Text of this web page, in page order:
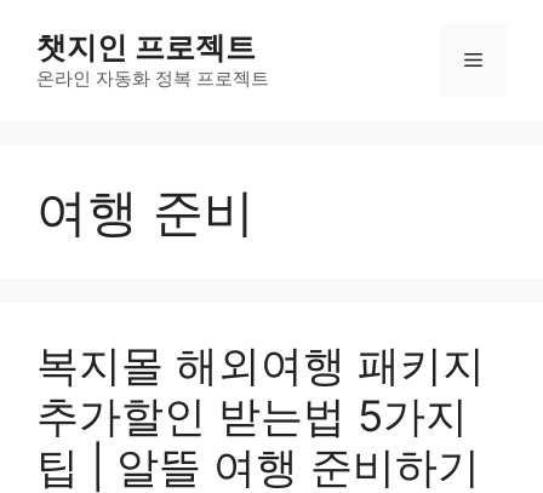
챗지인 프로젝트
온라인 자동화 정복 프로젝트
메
여행 준비
복지몰 해외여행 패키지
추가할인 받는법 5가지
팁 | 알뜰 여행 준비하기